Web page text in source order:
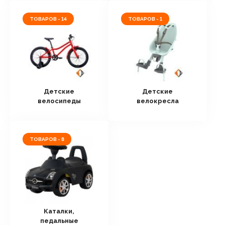
Детские
велосипеды
ТОВАРОВ - 14
Детские
велокресла
ТОВАРОВ - 1
Каталки,
педальные
ТОВАРОВ - 8